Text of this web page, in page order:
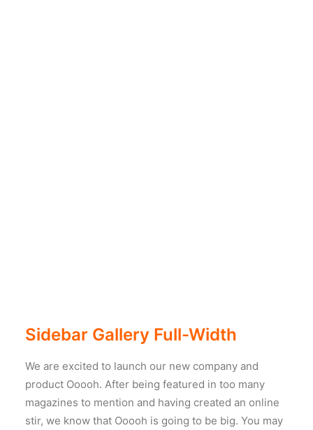
Sidebar Gallery Full-Width
We are excited to launch our new company and
product Ooooh. After being featured in too many
magazines to mention and having created an online
stir, we know that Ooooh is going to be big. You may